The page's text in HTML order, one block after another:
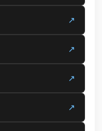
↗
↗
↗
↗